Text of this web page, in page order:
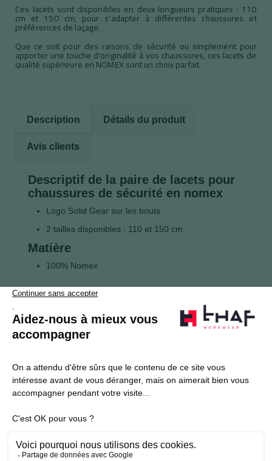
Ces lacets sont disponibles en deux longueurs pratiques : 110
cm et 150 cm, pour s'adapter à différentes chaussures et
préférences de laçage.
Que ce soit pour des raisons de sécurité ou simplement pour
apporter une touche d'originalité à vos chaussures, ces lacets de
qualité supérieure en NOMEX sont un choix parfait.
Description Détails du produit
Avis clients
Descriptif de la paire de lacets pour
chaussures de sécurité en nomex
Logo Solid Gear sur les bouts
2 tailles disponibles : 110 et 150 cm
Matière
100% Nomex
Je souhaite m'inscrire à la newsletter Thaf Workwear
Produits THAF